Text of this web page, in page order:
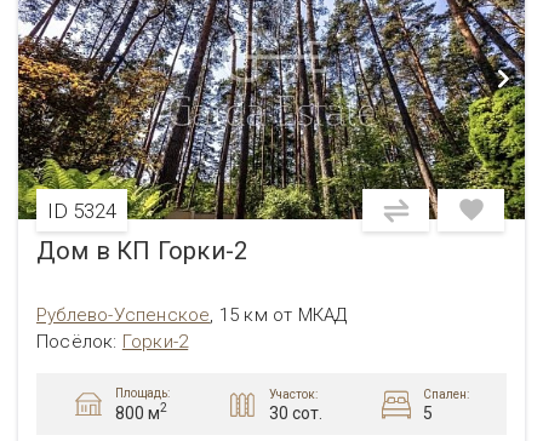
ID 5324
Дом в КП Горки-2
Рублево-Успенское, 15 км от МКАД
Посёлок: Горки-2
Площадь:
800 м2
Участок:
30 сот.
Спален:
5